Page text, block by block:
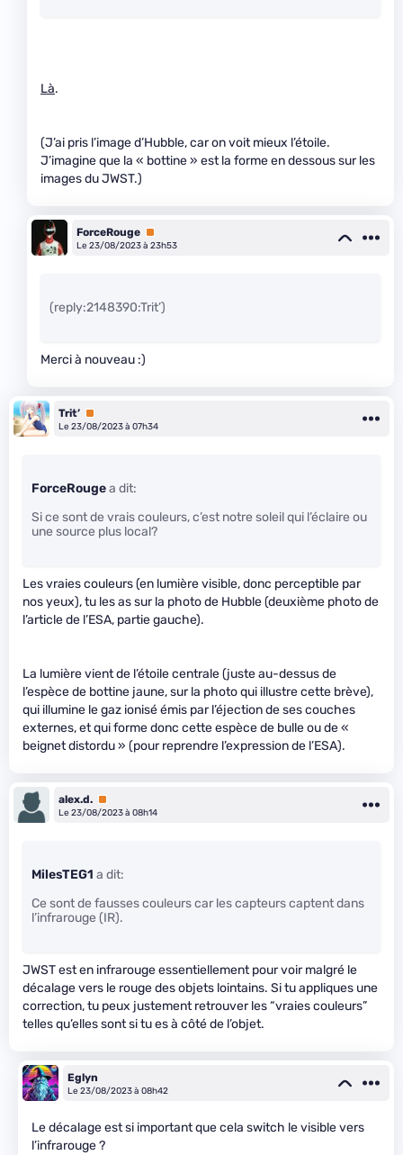
Là.
(J’ai pris l’image d’Hubble, car on voit mieux l’étoile.
J’imagine que la « bottine » est la forme en dessous sur les
images du JWST.)
ForceRouge Premium
Le 23/08/2023 à 23h53
(reply:2148390:Trit’)
Merci à nouveau :)
Trit’ Premium
Le 23/08/2023 à 07h34
ForceRougea dit:
Si ce sont de vrais couleurs, c’est notre soleil qui l’éclaire ou
une source plus local?
Les vraies couleurs (en lumière visible, donc perceptible par
nos yeux), tu les as sur la photo de Hubble (deuxième photo de
l’article de l’ESA, partie gauche).
La lumière vient de l’étoile centrale (juste au-dessus de
l’espèce de bottine jaune, sur la photo qui illustre cette brève),
qui illumine le gaz ionisé émis par l’éjection de ses couches
externes, et qui forme donc cette espèce de bulle ou de «
beignet distordu » (pour reprendre l’expression de l’ESA).
alex.d. Premium
Le 23/08/2023 à 08h14
MilesTEG1 a dit:
Ce sont de fausses couleurs car les capteurs captent dans
l’infrarouge (IR).
JWST est en infrarouge essentiellement pour voir malgré le
décalage vers le rouge des objets lointains. Si tu appliques une
correction, tu peux justement retrouver les “vraies couleurs”
telles qu’elles sont si tu es à côté de l’objet.
Eglyn
Le 23/08/2023 à 08h42
Le décalage est si important que cela switch le visible vers
l’infrarouge ?